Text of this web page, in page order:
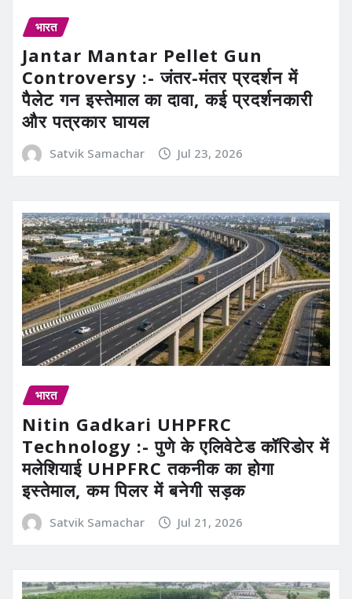
भारत
Jantar Mantar Pellet Gun
Controversy :- जंतर-मंतर प्रदर्शन में
पैलेट गन इस्तेमाल का दावा, कई प्रदर्शनकारी
और पत्रकार घायल
Satvik Samachar Jul 23, 2026
भारत
Nitin Gadkari UHPFRC
Technology :- पुणे के एलिवेटेड कॉरिडोर में
मलेशियाई UHPFRC तकनीक का होगा
इस्तेमाल, कम पिलर में बनेगी सड़क
Satvik Samachar Jul 21, 2026